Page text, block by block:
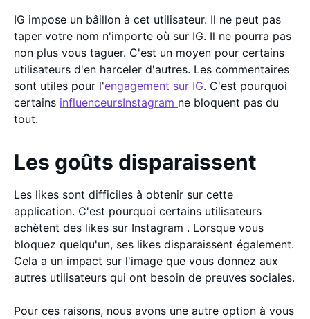
IG impose un bâillon à cet utilisateur. Il ne peut pas
taper votre nom n'importe où sur IG. Il ne pourra pas
non plus vous taguer. C'est un moyen pour certains
utilisateurs d'en harceler d'autres. Les commentaires
sont utiles pour l'engagement sur IG. C'est pourquoi
certains influenceursInstagram ne bloquent pas du
tout.
Les goûts disparaissent
Les likes sont difficiles à obtenir sur cette
application. C'est pourquoi certains utilisateurs
achètent des likes sur Instagram . Lorsque vous
bloquez quelqu'un, ses likes disparaissent également.
Cela a un impact sur l'image que vous donnez aux
autres utilisateurs qui ont besoin de preuves sociales.
Pour ces raisons, nous avons une autre option à vous